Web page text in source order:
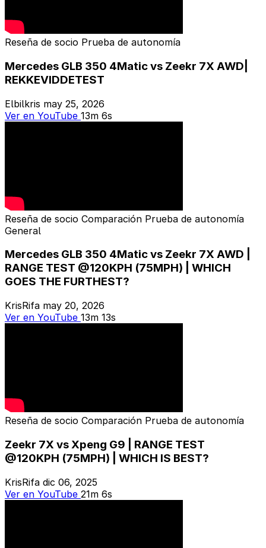
Reseña de socio Prueba de autonomía
Mercedes GLB 350 4Matic vs Zeekr 7X AWD|
REKKEVIDDETEST
Elbilkris may 25, 2026
Ver en YouTube 13m 6s
Reseña de socio Comparación Prueba de autonomía
General
Mercedes GLB 350 4Matic vs Zeekr 7X AWD |
RANGE TEST @120KPH (75MPH) | WHICH
GOES THE FURTHEST?
KrisRifa may 20, 2026
Ver en YouTube 13m 13s
Reseña de socio Comparación Prueba de autonomía
Zeekr 7X vs Xpeng G9 | RANGE TEST
@120KPH (75MPH) | WHICH IS BEST?
KrisRifa dic 06, 2025
Ver en YouTube 21m 6s